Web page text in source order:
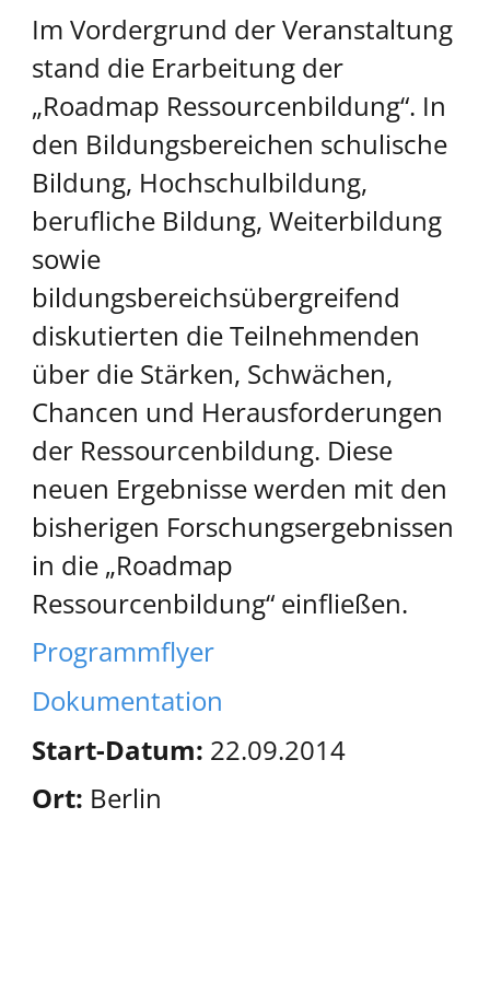
Im Vordergrund der Veranstaltung
stand die Erarbeitung der
„Roadmap Ressourcenbildung“. In
den Bildungsbereichen schulische
Bildung, Hochschulbildung,
berufliche Bildung, Weiterbildung
sowie
bildungsbereichsübergreifend
diskutierten die Teilnehmenden
über die Stärken, Schwächen,
Chancen und Herausforderungen
der Ressourcenbildung. Diese
neuen Ergebnisse werden mit den
bisherigen Forschungsergebnissen
in die „Roadmap
Ressourcenbildung“ einfließen.
Programmflyer
Dokumentation
Start-Datum: 22.09.2014
Ort: Berlin